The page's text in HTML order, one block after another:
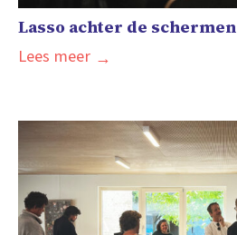
Lasso achter de schermen
Lees meer